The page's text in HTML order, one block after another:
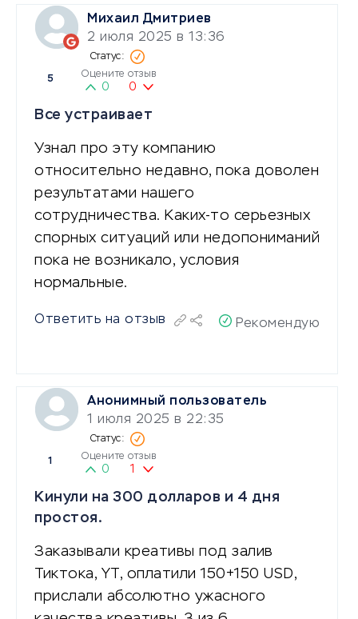
Михаил Дмитриев
2 июля 2025 в 13:36
5 Оцените отзыв
0 0
Все устраивает
Узнал про эту компанию
относительно недавно, пока доволен
результатами нашего
сотрудничества. Каких-то серьезных
спорных ситуаций или недопониманий
пока не возникало, условия
нормальные.
Ответить на отзыв Рекомендую
Анонимный пользователь
1 июля 2025 в 22:35
1 Оцените отзыв
0 1
Кинули на 300 долларов и 4 дня
простоя.
Заказывали креативы под залив
Тиктока, YT, оплатили 150+150 USD,
прислали абсолютно ужасного